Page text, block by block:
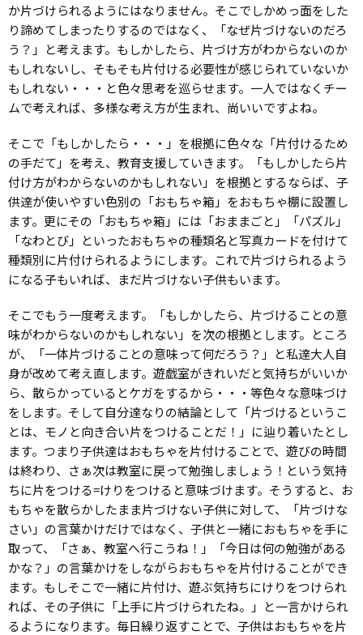
か片づけられるようにはなりません。そこでしかめっ面をした
り諦めてしまったりするのではなく、「なぜ片づけないのだろ
う？」と考えます。もしかしたら、片づけ方がわからないのか
もしれないし、そもそも片付ける必要性が感じられていないか
もしれない・・・と色々思考を巡らせます。一人ではなくチー
ムで考えれば、多様な考え方が生まれ、尚いいですよね。
そこで「もしかしたら・・・」を根拠に色々な「片付けるため
の手だて」を考え、教育支援していきます。「もしかしたら片
付け方がわからないのかもしれない」を根拠とするならば、子
供達が使いやすい色別の「おもちゃ箱」をおもちゃ棚に設置し
ます。更にその「おもちゃ箱」には「おままごと」「パズル」
「なわとび」といったおもちゃの種類名と写真カードを付けて
種類別に片付けられるようにします。これで片づけられるよう
になる子もいれば、まだ片づけない子供もいます。
そこでもう一度考えます。「もしかしたら、片づけることの意
味がわからないのかもしれない」を次の根拠とします。ところ
が、「一体片づけることの意味って何だろう？」と私達大人自
身が改めて考え直します。遊戯室がきれいだと気持ちがいいか
ら、散らかっているとケガをするから・・・等色々な意味づけ
をします。そして自分達なりの結論として「片づけるというこ
とは、モノと向き合い片をつけることだ！」に辿り着いたとし
ます。つまり子供達はおもちゃを片付けることで、遊びの時間
は終わり、さぁ次は教室に戻って勉強しましょう！という気持
ちに片をつける=けりをつけると意味づけます。そうすると、お
もちゃを散らかしたまま片づけない子供に対して、「片づけな
さい」の言葉かけだけではなく、子供と一緒におもちゃを手に
取って、「さぁ、教室へ行こうね！」「今日は何の勉強がある
かな？」の言葉かけをしながらおもちゃを片付けることができ
ます。もしそこで一緒に片付け、遊ぶ気持ちにけりをつけられ
れば、その子供に「上手に片づけられたね。」と一言かけられ
るようになります。毎日繰り返すことで、子供はおもちゃを片